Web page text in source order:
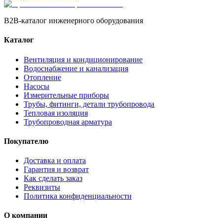
B2B-каталог инженерного оборудования
Каталог
Вентиляция и кондиционирование
Водоснабжение и канализация
Отопление
Насосы
Измерительные приборы
Трубы, фитинги, детали трубопровода
Тепловая изоляция
Трубопроводная арматура
Покупателю
Доставка и оплата
Гарантия и возврат
Как сделать заказ
Реквизиты
Политика конфиденциальности
О компании